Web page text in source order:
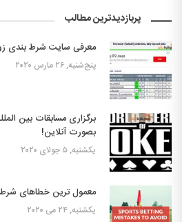
پربازدیدترین مطالب
معرفی سایت شرط بندی
پنج‌شنبه, ۲۶ مارس ۲۰۲۰
بصورت آنلاین!
یکشنبه, ۵ جولای ۲۰۲۰
معمول ترین خطاهای
یکشنبه, ۲۴ می ۲۰۲۰